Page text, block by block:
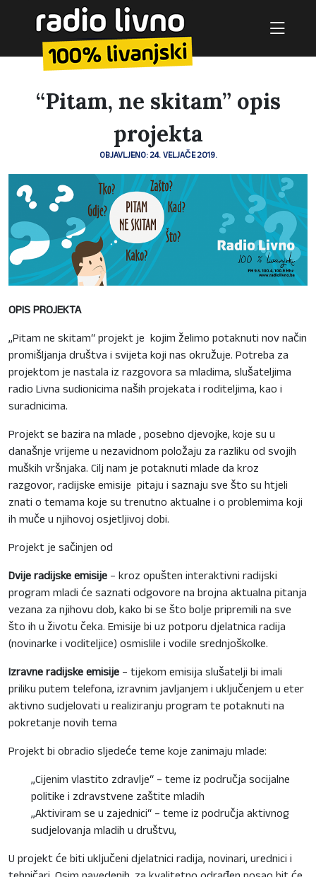
“Pitam, ne skitam” opis
projekta
OBJAVLJENO: 24. VELJAČE 2019.
OPIS PROJEKTA
„Pitam ne skitam“ projekt je kojim želimo potaknuti nov način
promišljanja društva i svijeta koji nas okružuje. Potreba za
projektom je nastala iz razgovora sa mladima, slušateljima
radio Livna sudionicima naših projekata i roditeljima, kao i
suradnicima.
Projekt se bazira na mlade , posebno djevojke, koje su u
današnje vrijeme u nezavidnom položaju za razliku od svojih
muških vršnjaka. Cilj nam je potaknuti mlade da kroz
razgovor, radijske emisije pitaju i saznaju sve što su htjeli
znati o temama koje su trenutno aktualne i o problemima koji
ih muče u njihovoj osjetljivoj dobi.
Projekt je sačinjen od
Dvije radijske emisije– kroz opušten interaktivni radijski
program mladi će saznati odgovore na brojna aktualna pitanja
vezana za njihovu dob, kako bi se što bolje pripremili na sve
što ih u životu čeka. Emisije bi uz potporu djelatnica radija
(novinarke i voditeljice) osmislile i vodile srednjoškolke.
Izravne radijske emisije– tijekom emisija slušatelji bi imali
priliku putem telefona, izravnim javljanjem i uključenjem u eter
aktivno sudjelovati u realiziranju program te potaknuti na
pokretanje novih tema
Projekt bi obradio sljedeće teme koje zanimaju mlade:
„Cijenim vlastito zdravlje“ – teme iz područja socijalne
politike i zdravstvene zaštite mladih
„Aktiviram se u zajednici“ – teme iz područja aktivnog
sudjelovanja mladih u društvu,
U projekt će biti uključeni djelatnici radija, novinari, urednici i